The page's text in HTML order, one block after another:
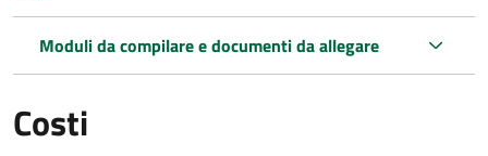
Moduli da compilare e documenti da allegare
Costi